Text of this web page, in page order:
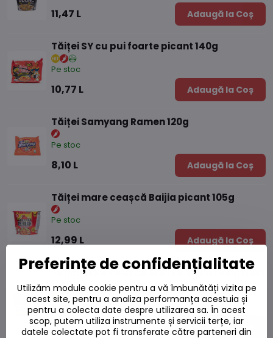
11,47 L Adaugă la Coș
Tăiței SY cu pui foarte picant 140g
Pe stoc
10,77 L Adaugă la Coș
Tăiței Samyang Ramen 120g
Pe stoc
8,10 L Adaugă la Coș
Tăiței mare ceașcă Baijia picant 105g
Pe stoc
12,99 L Adaugă la Coș
Tăiței mare ceașcă Shin Ramyun Nongshim
114g
Pe stoc
12,70 L Adaugă la Coș
Preferințe de confidențialitate
Utilizăm module cookie pentru a vă îmbunătăți vizita pe
acest site, pentru a analiza performanța acestuia și
pentru a colecta date despre utilizarea sa. În acest
scop, putem utiliza instrumente și servicii terțe, iar
datele colectate pot fi transferate către parteneri din